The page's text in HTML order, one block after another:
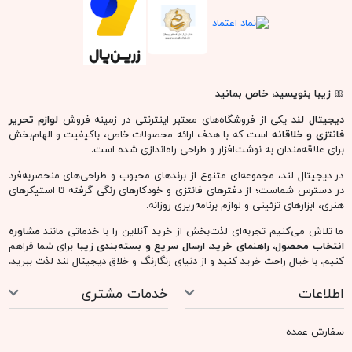
🎀زیبا بنویسید، خاص بمانید
دیجیتال لند یکی از فروشگاه‌های معتبر اینترنتی در زمینه فروش لوازم تحریر
فانتزی و خلاقانه است که با هدف ارائه محصولات خاص، باکیفیت و الهام‌بخش
برای علاقه‌مندان به نوشت‌افزار و طراحی راه‌اندازی شده است.
در دیجیتال لند، مجموعه‌ای متنوع از برندهای محبوب و طراحی‌های منحصربه‌فرد
در دسترس شماست؛ از دفترهای فانتزی و خودکارهای رنگی گرفته تا استیکرهای
هنری، ابزارهای تزئینی و لوازم برنامه‌ریزی روزانه.
ما تلاش می‌کنیم تجربه‌ای لذت‌بخش از خرید آنلاین را با خدماتی مانندمشاوره
انتخاب محصول، راهنمای خرید، ارسال سریع و بسته‌بندی زیبا برای شما فراهم
کنیم. با خیال راحت خرید کنید و از دنیای رنگارنگ و خلاق دیجیتال لند لذت ببرید.
اطلاعات خدمات مشتری
سفارش عمده